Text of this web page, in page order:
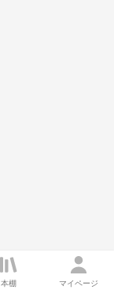
本棚 マイページ